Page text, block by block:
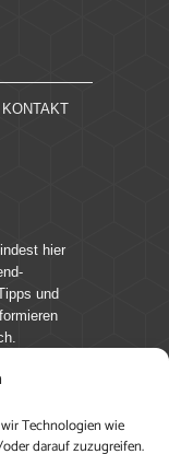
Technologien wie
darauf zuzugreifen.
KONTAKT
hier
und